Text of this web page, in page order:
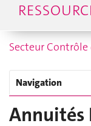
Secteur Contrôle
Navigation
Annuités